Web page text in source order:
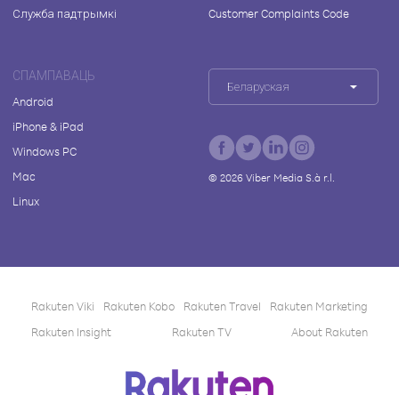
Служба падтрымкі
Customer Complaints Code
СПАМПАВАЦЬ
Android
iPhone & iPad
Windows PC
Mac
Linux
Беларуская
© 2026Viber Media S.à r.l.
Rakuten Viki Rakuten Kobo Rakuten Travel
Rakuten Marketing
Rakuten Insight
Rakuten TV About Rakuten